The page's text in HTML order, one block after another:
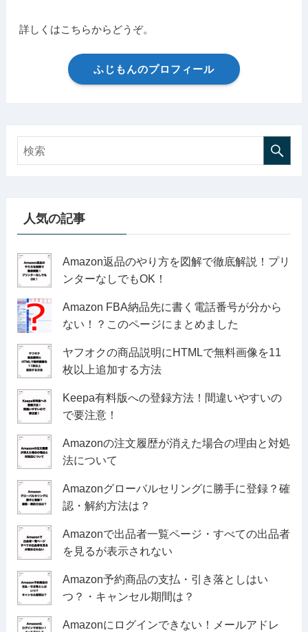
詳しくはこちらからどうぞ。
ふじもんのプロフィール
人気の記事
Amazon返品のやり方を図解で徹底解説！プリ
ンターなしでもOK！
Amazon FBA納品先に書く電話番号が分から
ない！？このページにまとめました
ヤフオクの商品説明にHTMLで無料画像を11
枚以上追加する方法
Keepa有料版への登録方法！間違いやすいの
で要注意！
Amazonの注文履歴が消えた場合の理由と対処
法について
Amazonグローバルセリングに勝手に登録？確
認・解約方法は？
Amazonで出品者一覧ページ・すべての出品者
を見るが表示されない
Amazon予約商品の支払・引き落としはい
つ？・キャンセル期間は？
Amazonにログインできない！メールアドレ